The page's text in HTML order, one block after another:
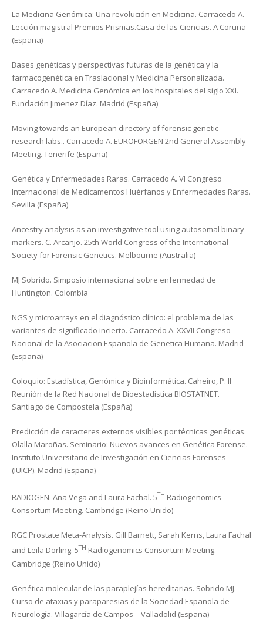
La Medicina Genómica: Una revolución en Medicina. Carracedo A.
Lección magistral Premios Prismas.Casa de las Ciencias. A Coruña
(España)
Bases genéticas y perspectivas futuras de la genética y la
farmacogenética en Traslacional y Medicina Personalizada.
Carracedo A. Medicina Genómica en los hospitales del siglo XXI.
Fundación Jimenez Díaz. Madrid (España)
Moving towards an European directory of forensic genetic
research labs.. Carracedo A. EUROFORGEN 2nd General Assembly
Meeting. Tenerife (España)
Genética y Enfermedades Raras. Carracedo A. VI Congreso
Internacional de Medicamentos Huérfanos y Enfermedades Raras.
Sevilla (España)
Ancestry analysis as an investigative tool using autosomal binary
markers. C. Arcanjo. 25th World Congress of the International
Society for Forensic Genetics. Melbourne (Australia)
MJ Sobrido. Simposio internacional sobre enfermedad de
Huntington. Colombia
NGS y microarrays en el diagnóstico clínico: el problema de las
variantes de significado incierto. Carracedo A. XXVII Congreso
Nacional de la Asociacion Española de Genetica Humana. Madrid
(España)
Coloquio: Estadística, Genómica y Bioinformática. Caheiro, P. II
Reunión de la Red Nacional de Bioestadística BIOSTATNET.
Santiago de Compostela (España)
Predicción de caracteres externos visibles por técnicas genéticas.
Olalla Maroñas. Seminario: Nuevos avances en Genética Forense.
Instituto Universitario de Investigación en Ciencias Forenses
(IUICP). Madrid (España)
RADIOGEN. Ana Vega and Laura Fachal. 5TH Radiogenomics
Consortum Meeting. Cambridge (Reino Unido)
RGC Prostate Meta-Analysis. Gill Barnett, Sarah Kerns, Laura Fachal
and Leila Dorling. 5TH Radiogenomics Consortum Meeting.
Cambridge (Reino Unido)
Genética molecular de las paraplejías hereditarias. Sobrido MJ.
Curso de ataxias y paraparesias de la Sociedad Española de
Neurología. Villagarcía de Campos – Valladolid (España)